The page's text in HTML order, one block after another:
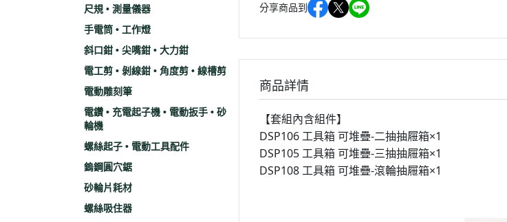
尺規 • 測量儀器
手電筒 • 工作燈
斜口鉗 • 尖嘴鉗 • 大力鉗
電工剪 • 剝線鉗 • 角度剪 • 線槽剪
電動雕刻筆
電鑽 • 充電起子機 • 電動扳手 • 砂
輪機
螺絲起子 • 電動工具配件
鎢鋼圓穴鋸
砂輪片耗材
螺絲吸住器
分享商品到
商品詳情
【套組內含組件】
DSP106 工具箱 可堆疊-二抽抽屜箱×1
DSP105 工具箱 可堆疊-三抽抽屜箱×1
DSP108 工具箱 可堆疊-滾輪抽屜箱×1